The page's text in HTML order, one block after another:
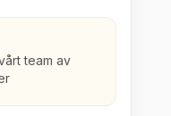
team av